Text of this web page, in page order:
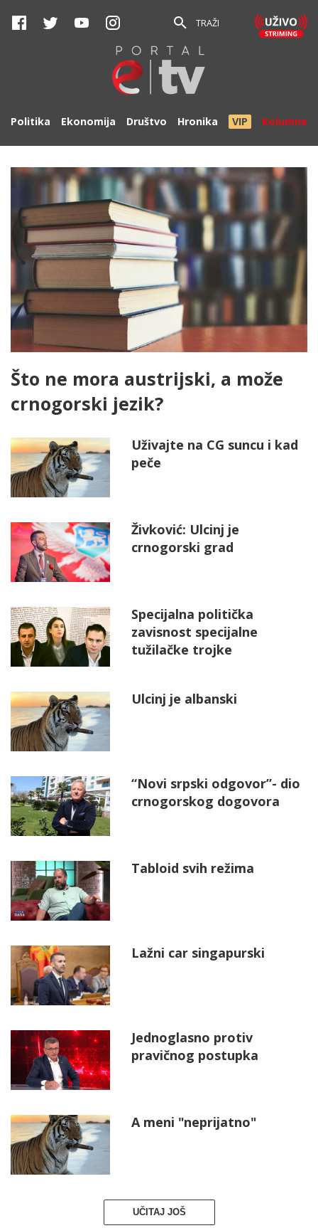
TRAŽI
Politika Ekonomija Društvo Hronika VIP Kolumne
Što ne mora austrijski, a može
crnogorski jezik?
Uživajte na CG suncu i kad
peče
Živković: Ulcinj je
crnogorski grad
Specijalna politička
zavisnost specijalne
tužilačke trojke
Ulcinj je albanski
“Novi srpski odgovor”- dio
crnogorskog dogovora
Tabloid svih režima
Lažni car singapurski
Jednoglasno protiv
pravičnog postupka
A meni "neprijatno"
UČITAJ JOŠ